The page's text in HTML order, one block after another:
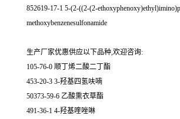
852619-17-1 5-(2-((2-(2-
methoxybenzenesulfonamide
生产厂家优惠供应以下品种,欢迎咨询:
105-76-0 顺丁烯二酸二丁酯
453-20-3 3-羟基四氢呋喃
50373-59-6 乙酸熏衣草酯
491-36-1 4-羟基喹唑啉